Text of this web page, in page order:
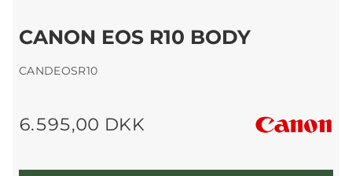
CANON EOS R10 BODY
CANDEOSR10
6.595,00 DKK